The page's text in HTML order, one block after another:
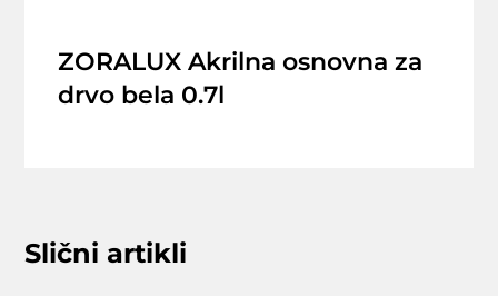
ZORALUX Akrilna osnovna za
drvo bela 0.7l
Slični artikli